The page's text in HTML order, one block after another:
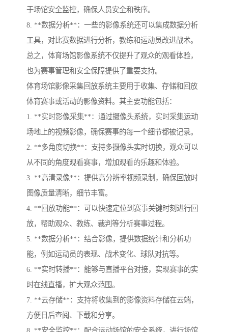
于场馆安全监控，确保人员安全和秩序。
8. **数据分析**：一些的影像系统还可以集成数据分析
工具，对比赛数据进行分析，教练和运动员改进战术。
总之，体育场馆影像系统不仅提升了观众的观看体验，
也为赛事管理和安全保障提供了重要支持。
体育场馆影像采集回放系统主要用于收集、存储和回放
体育赛事或活动的影像资料。其主要功能包括：
1. **实时影像采集**：通过摄像头系统，实时采集运动
场地上的视频影像，确保赛事的每一个细节都被记录。
2. **多角度切换**：支持多摄像头实时切换，观众可以
从不同的角度观看赛事，增加观看的乐趣和体验。
3. **高清录像**：提供高分辨率视频录制，确保回放时
图像质量清晰，细节丰富。
4. **回放功能**：可以快速定位到赛事关键时刻进行回
放，帮助观众、教练、裁判等分析赛事过程。
5. **数据分析**：结合影像，提供数据统计和分析功
能，例如运动员的表现、战术变化、球队对抗等。
6. **实时转播**：能够与直播平台对接，实现赛事的实
时在线直播，扩大观众范围。
7. **云存储**：支持将收集到的影像资料存储在云端，
方便日后查阅、下载和分享。